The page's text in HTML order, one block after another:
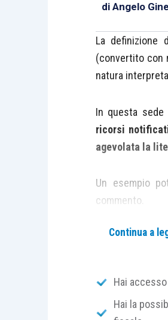
di Angelo
La definizione
(convertito con
natura
In questa sede
ricorsi
agevolata la
Un esempio
commento.
Un
impositivo.
proseguire il
caso di esito
Continua a
Hai
Hai la